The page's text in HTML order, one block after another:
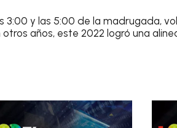
y las 5:00 de la madrugada,
años, este 2022 logró una